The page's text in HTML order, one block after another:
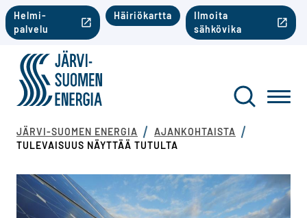
Siirry sisältöön
Toinen valikko mobiili
Helmi-
palvelu
Häiriökartta
Ilmoita
sähkövika
Järvi-Suomen Energia
Toinen
Haku
JÄRVI-SUOMEN ENERGIA
AJANKOHTAISTA
TULEVAISUUS NÄYTTÄÄ TUTULTA